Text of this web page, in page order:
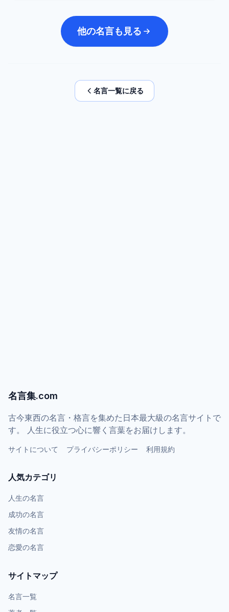
他の名言も見る
名言一覧に戻る
名言集.com
古今東西の名言・格言を集めた日本最大級の名言サイトで
す。 人生に役立つ心に響く言葉をお届けします。
サイトについて プライバシーポリシー 利用規約
人気カテゴリ
人生の名言
成功の名言
友情の名言
恋愛の名言
サイトマップ
名言一覧